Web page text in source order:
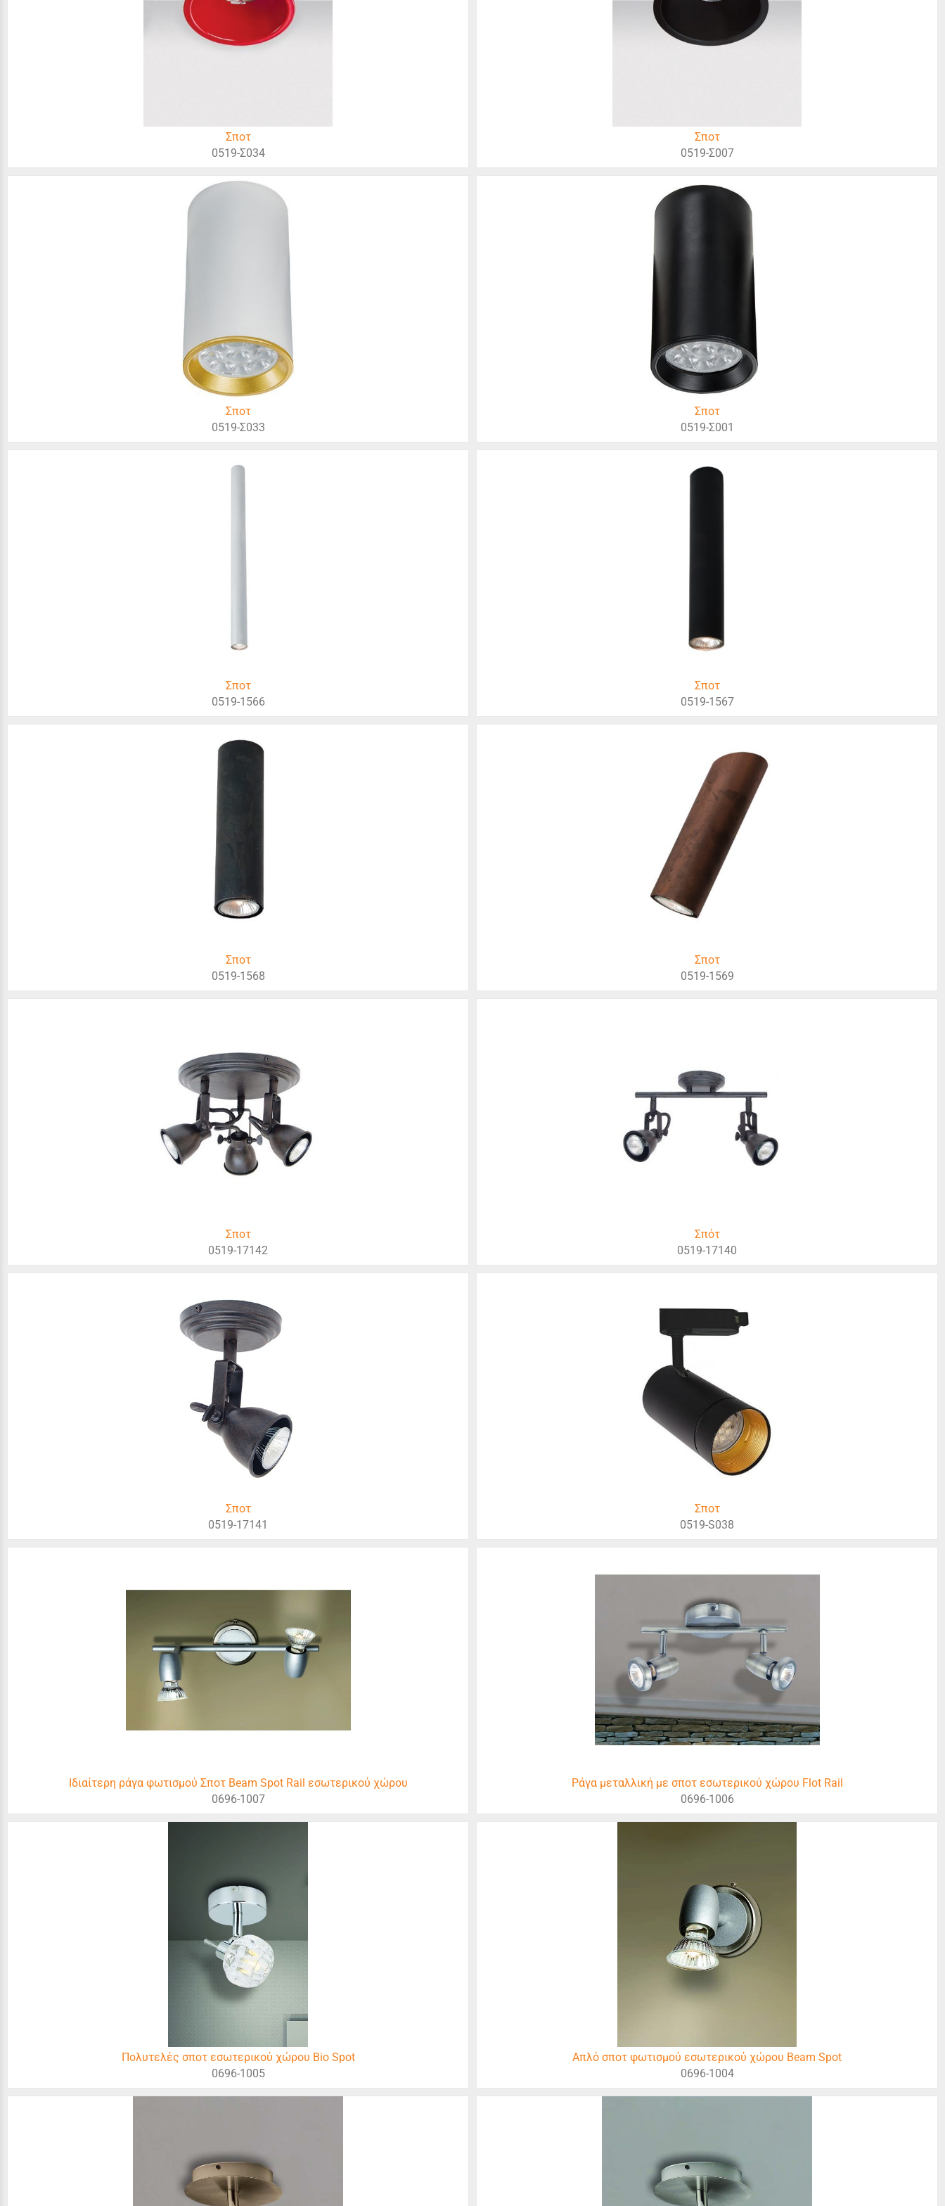
Σποτ
0519-Σ034
Σποτ
0519-Σ007
Σποτ
0519-Σ033
Σποτ
0519-Σ001
Σποτ
0519-1566
Σποτ
0519-1567
Σποτ
0519-1568
Σποτ
0519-1569
Σποτ
0519-17142
Σπότ
0519-17140
Σποτ
0519-17141
Σποτ
0519-S038
Ιδιαίτερη ράγα φωτισμού Σποτ Beam Spot Rail εσωτερικού χώρου
0696-1007
Ράγα μεταλλική με σποτ εσωτερικού χώρου Flot Rail
0696-1006
Πολυτελές σποτ εσωτερικού χώρου Bio Spot
0696-1005
Απλό σποτ φωτισμού εσωτερικού χώρου Beam Spot
0696-1004